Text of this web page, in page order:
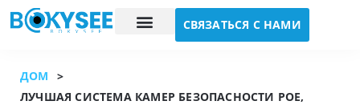
СВЯЗАТЬСЯ С НАМИ
ДОМ
>
ЛУЧШАЯ СИСТЕМА КАМЕР БЕЗОПАСНОСТИ POE,